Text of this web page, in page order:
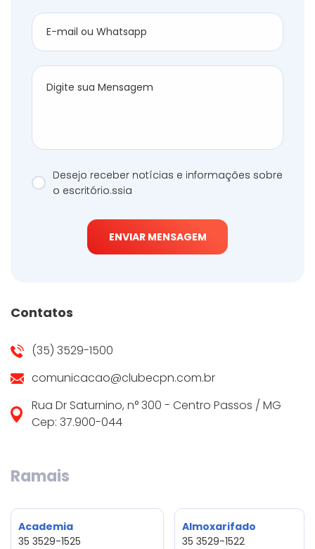
Desejo receber notícias e informações sobre
o escritório.ssia
ENVIAR MENSAGEM
Contatos
(35) 3529-1500
comunicacao@clubecpn.com.br
Rua Dr Saturnino, n° 300 - Centro Passos / MG
Cep: 37.900-044
Ramais
Academia
35 3529-1525
Almoxarifado
35 3529-1522